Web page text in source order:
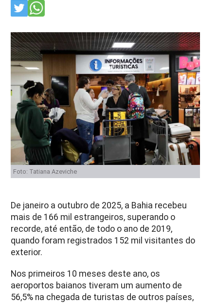
Foto: Tatiana Azeviche
De janeiro a outubro de 2025, a Bahia recebeu
mais de 166 mil estrangeiros, superando o
recorde, até então, de todo o ano de 2019,
quando foram registrados 152 mil visitantes do
exterior.
Nos primeiros 10 meses deste ano, os
aeroportos baianos tiveram um aumento de
56,5% na chegada de turistas de outros países,